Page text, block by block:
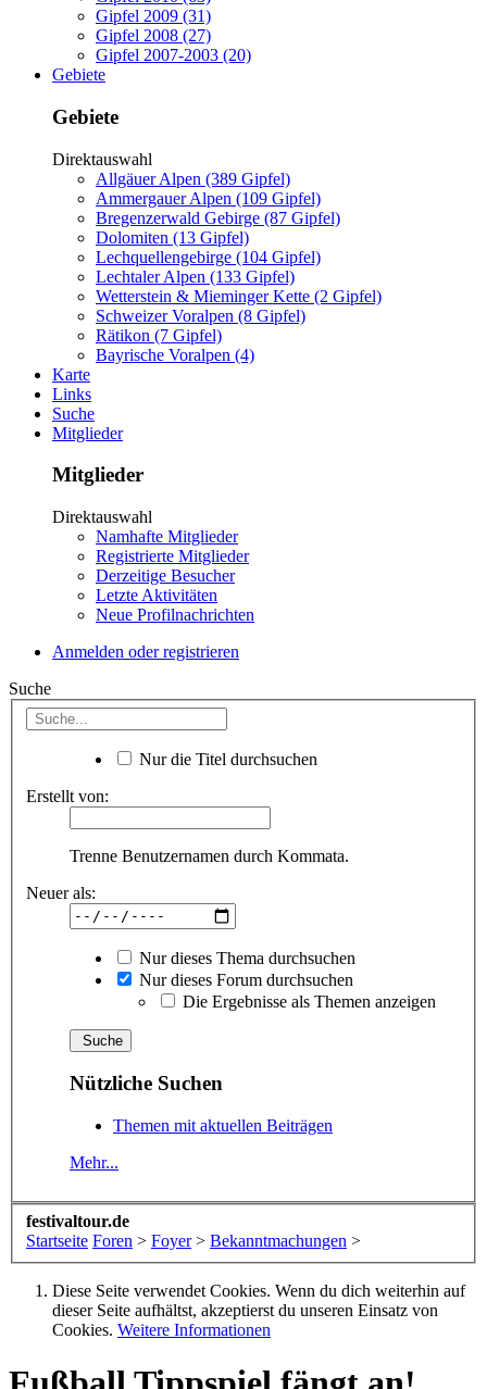
Gipfel 2009 (31)
Gipfel 2008 (27)
Gipfel 2007-2003 (20)
Gebiete
Gebiete
Direktauswahl
Allgäuer Alpen (389 Gipfel)
Ammergauer Alpen (109 Gipfel)
Bregenzerwald Gebirge (87 Gipfel)
Dolomiten (13 Gipfel)
Lechquellengebirge (104 Gipfel)
Lechtaler Alpen (133 Gipfel)
Wetterstein & Mieminger Kette (2 Gipfel)
Schweizer Voralpen (8 Gipfel)
Rätikon (7 Gipfel)
Bayrische Voralpen (4)
Karte
Links
Suche
Mitglieder
Mitglieder
Direktauswahl
Namhafte Mitglieder
Registrierte Mitglieder
Derzeitige Besucher
Letzte Aktivitäten
Neue Profilnachrichten
Anmelden oder registrieren
Suche
Nur die Titel durchsuchen
Erstellt von:
Trenne Benutzernamen durch Kommata.
Neuer als:
Nur dieses Thema durchsuchen
Nur dieses Forum durchsuchen
Die Ergebnisse als Themen anzeigen
Nützliche Suchen
Themen mit aktuellen Beiträgen
Mehr...
festivaltour.de
Startseite Foren > Foyer > Bekanntmachungen >
Diese Seite verwendet Cookies. Wenn du dich weiterhin auf
dieser Seite aufhältst, akzeptierst du unseren Einsatz von
Cookies. Weitere Informationen